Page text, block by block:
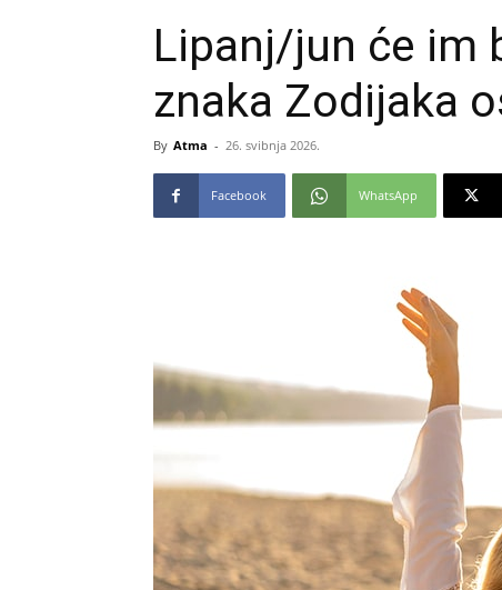
Lipanj/jun će im
znaka Zodijaka
By Atma - 26. svibnja 2026.
Facebook WhatsApp